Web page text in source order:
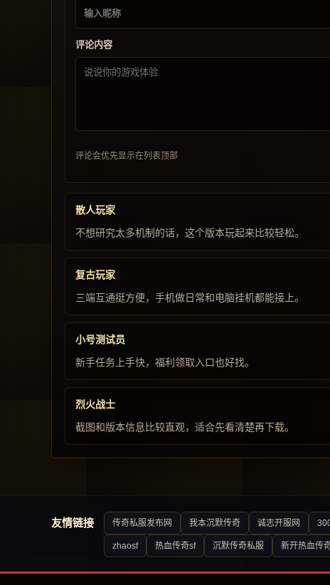
评论内容
评论会优先显示在列表顶部
散人玩家
不想研究太多机制的话，这个版本玩起来比较轻松。
复古玩家
三端互通挺方便，手机做日常和电脑挂机都能接上。
小号测试员
新手任务上手快，福利领取入口也好找。
烈火战士
截图和版本信息比较直观，适合先看清楚再下载。
友情链接 传奇私服发布网 我本沉默传奇 诚志开服网
zhaosf 热血传奇sf 沉默传奇私服 新开热血传